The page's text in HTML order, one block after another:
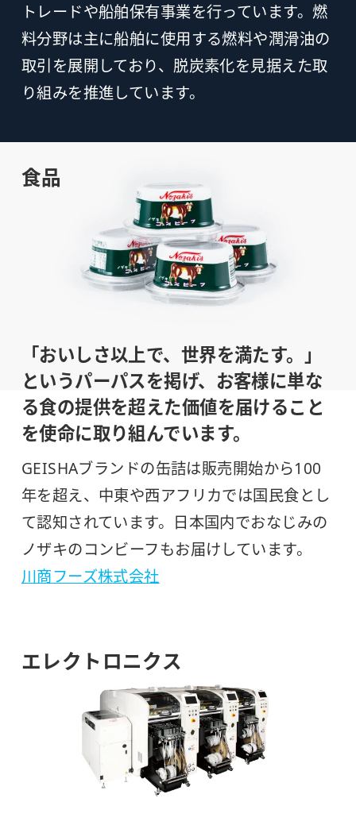
トレードや船舶保有事業を行っています。燃
料分野は主に船舶に使用する燃料や潤滑油の
取引を展開しており、脱炭素化を見据えた取
り組みを推進しています。
食品
「おいしさ以上で、世界を満たす。」
というパーパスを掲げ、お客様に単な
る食の提供を超えた価値を届けること
を使命に取り組んでいます。
GEISHAブランドの缶詰は販売開始から100
年を超え、中東や西アフリカでは国民食とし
て認知されています。日本国内でおなじみの
ノザキのコンビーフもお届けしています。
川商フーズ株式会社
エレクトロニクス